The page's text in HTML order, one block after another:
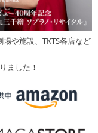
や施設、TKTS各店など
ました！